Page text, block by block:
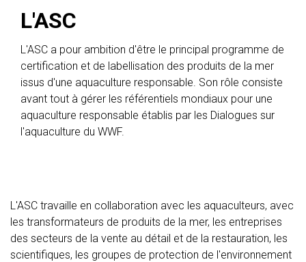
L'ASC
L'ASC a pour ambition d'être le principal programme de
certification et de labellisation des produits de la mer
issus d'une aquaculture responsable. Son rôle consiste
avant tout à gérer les référentiels mondiaux pour une
aquaculture responsable établis par les Dialogues sur
l'aquaculture du WWF.
L'ASC travaille en collaboration avec les aquaculteurs, avec
les transformateurs de produits de la mer, les entreprises
des secteurs de la vente au détail et de la restauration, les
scientifiques, les groupes de protection de l'environnement